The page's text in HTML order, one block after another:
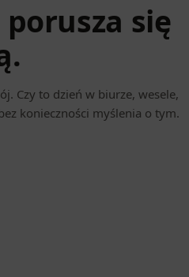
się
Czy to dzień w biurze, wesele,
konieczności myślenia o tym.